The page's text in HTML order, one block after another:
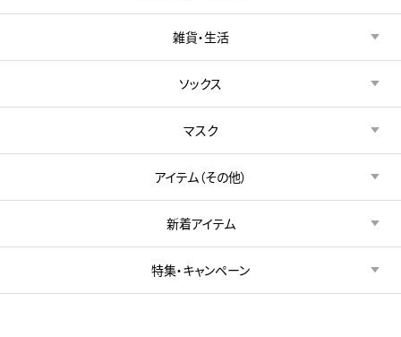
雑貨・生活
ソックス
マスク
アイテム（その他）
新着アイテム
特集・キャンペーン